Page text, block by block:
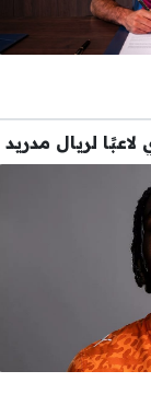
لريال مدريد